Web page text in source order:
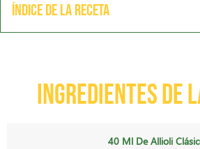
Índice de la receta
Ingredientes de
40 Ml De Allioli